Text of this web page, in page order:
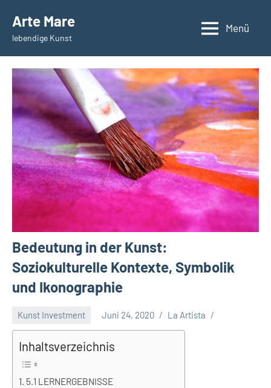
Inhalt
springen
Arte Mare
lebendige Kunst
Menü
Bedeutung in der Kunst:
Soziokulturelle Kontexte, Symbolik
und Ikonographie
Kunst Investment Juni 24, 2020 La Artista
Inhaltsverzeichnis
5.1 LERNERGEBNISSE